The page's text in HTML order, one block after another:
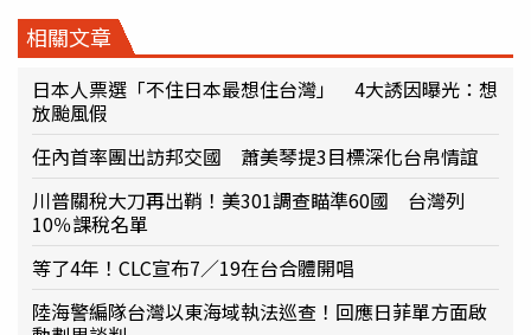
相關文章
日本人票選「不住日本最想住台灣」 4大誘因曝光：想
放颱風假
任內首率團出訪邦交國 蕭美琴提3目標深化台帛情誼
川普關稅大刀再出鞘！美301調查瞄準60國 台灣列
10％課稅名單
等了4年！CLC宣布7／19在台合體開唱
陸海警編隊台灣以東海域執法巡查！回應日菲單方面啟